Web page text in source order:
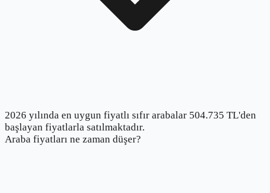
2026 yılında en uygun fiyatlı sıfır arabalar 504.735 TL'den
başlayan fiyatlarla satılmaktadır.
Araba fiyatları ne zaman düşer?